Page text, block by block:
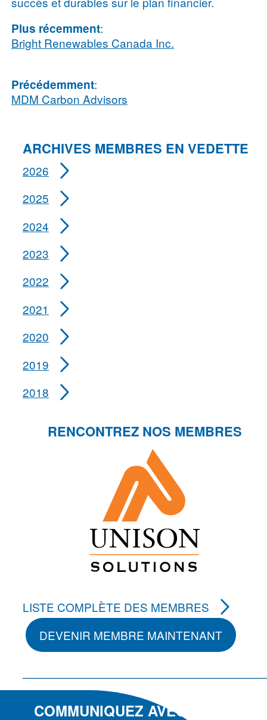
Plus récemment:
Bright Renewables Canada Inc.
Précédemment:
MDM Carbon Advisors
ARCHIVES MEMBRES EN VEDETTE
2026
2025
2024
2023
2022
2021
2020
2019
2018
RENCONTREZ NOS MEMBRES
LISTE COMPLÈTE DES MEMBRES
DEVENIR MEMBRE MAINTENANT
COMMUNIQUEZ AVEC